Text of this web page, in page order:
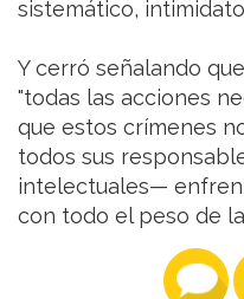
sistemático,
Y cerró señalando
"todas las acciones
que estos crímenes
todos sus
intelectuales—
con todo el peso de la